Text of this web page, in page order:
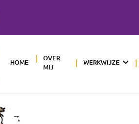
HOME
OVER
MIJ
WERKWIJZE